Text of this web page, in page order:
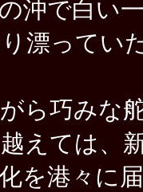
沖で白い
漂ってい
ら巧みな
えては、
を港々に